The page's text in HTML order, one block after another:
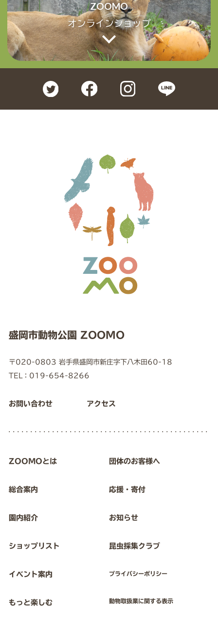
ZOOMO
オンラインショップ
盛岡市動物公園 ZOOMO
〒020-0803 岩手県盛岡市新庄字下八木田60-18
TEL：019-654-8266
お問い合わせ アクセス
ZOOMOとは
総合案内
園内紹介
ショップリスト
イベント案内
もっと楽しむ
団体のお客様へ
応援・寄付
お知らせ
昆虫採集クラブ
プライバシーポリシー
動物取扱業に関する表示